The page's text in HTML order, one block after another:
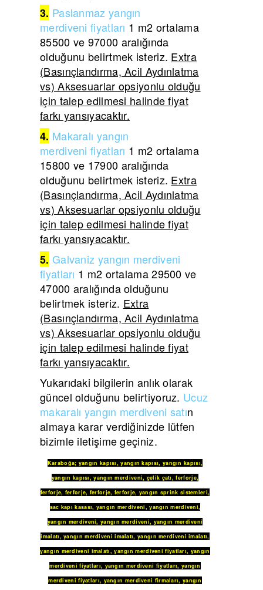
3. Paslanmaz yangın
merdivenifiyatları 1 m2 ortalama
85500 ve 97000 aralığında
olduğunu belirtmek isteriz. Extra
(Basınçlandırma, Acil Aydınlatma
vs) Aksesuarlar opsiyonlu olduğu
için talep edilmesi halinde fiyat
farkı yansıyacaktır.
4. Makaralı yangın
merdivenifiyatları 1 m2 ortalama
15800 ve 17900 aralığında
olduğunu belirtmek isteriz. Extra
(Basınçlandırma, Acil Aydınlatma
vs) Aksesuarlar opsiyonlu olduğu
için talep edilmesi halinde fiyat
farkı yansıyacaktır.
5. Galvaniz yangın merdiveni
fiyatları 1 m2 ortalama 29500 ve
47000 aralığında olduğunu
belirtmek isteriz. Extra
(Basınçlandırma, Acil Aydınlatma
vs) Aksesuarlar opsiyonlu olduğu
için talep edilmesi halinde fiyat
farkı yansıyacaktır.
Yukarıdaki bilgilerin anlık olarak
güncel olduğunu belirtiyoruz. Ucuz
makaralı yangın merdiveni satın
almaya karar verdiğinizde lütfen
bizimle iletişime geçiniz.
Karaboğa; yangın kapısı,yangın kapısı, yangın kapısı,
yangın kapısı,yangın merdiveni, çelik çatı,ferforje,
ferforje, ferforje, ferforje, ferforje, yangın sprink sistemleri,
sac kapı kasası, yangın merdiveni,yangın merdiveni,
yangın merdiveni,yangın merdiveni, yangın merdiveni
imalatı,yangın merdiveni imalatı, yangın merdiveni imalatı,
yangın merdiveni imalatı,yangın merdiveni fiyatları, yangın
merdiveni fiyatları, yangın merdiveni fiyatları, yangın
merdiveni fiyatları, yangın merdiveni firmaları, yangın